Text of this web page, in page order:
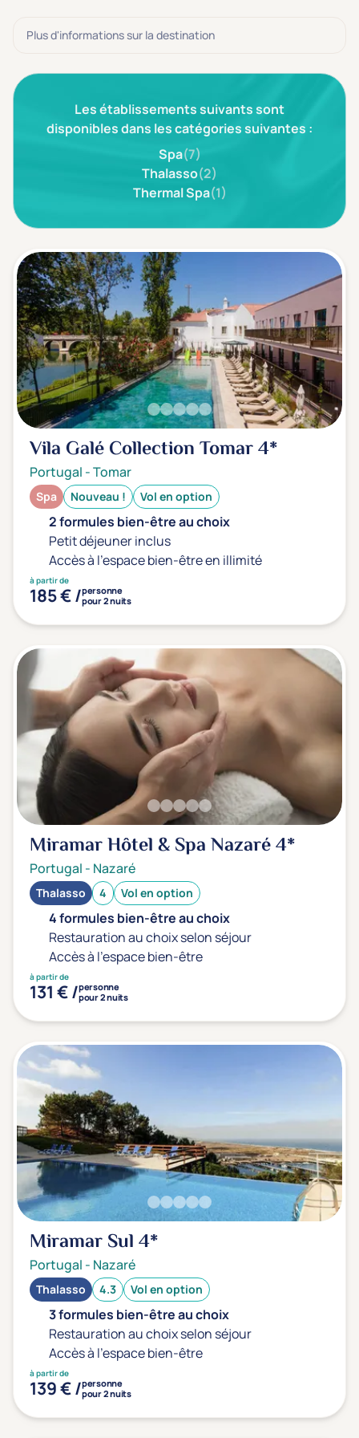
D'après notre partenaire Avis-Vérifiés
(0)
Excellent: 4+
Envie de
Bord de mer
(0)
Ville
(0)
Montagne
(0)
Campagne
(0)
Type de séjour
Thalasso Thermal Spa Spa
Thématiques bien-être
Accès à l'espace bien-être
Massage, détente, Rituel du monde
Remise en forme
Beauté & anti-âge
Silhouette, Minceur
(0)
Gestion du stress / sommeil
(0)
Spécial dos
(0)
Prévention santé
Sport
Yoga
(0)
Offres spéciales
Vente Flash & Promo
Offres spéciales Solo
Distance de chez vous
Établissements proches de chez moi
Km
Transports & hébergement
Soins sans hébergement
Offre séjour + vol inclus
Plus d'informations sur la destination
Les établissements suivants sont
disponibles dans les catégories suivantes :
Spa(7)
Thalasso(2)
Thermal Spa(1)
Vila Galé Collection Tomar4*
Portugal -Tomar
Spa Nouveau ! Vol en option
2 formules bien-être au choix
Petit déjeuner inclus
Accès à l'espace bien-être en illimité
à partir de
185 € /personne
pour 2 nuits
Miramar Hôtel & Spa Nazaré4*
Portugal - Nazaré
Thalasso 4 Vol en option
4 formules bien-être au choix
Restauration au choix selon séjour
Accès à l'espace bien-être
à partir de
131 € /personne
pour 2 nuits
Miramar Sul4*
Portugal - Nazaré
Thalasso 4.3 Vol en option
3 formules bien-être au choix
Restauration au choix selon séjour
Accès à l'espace bien-être
à partir de
139 € /personne
pour 2 nuits